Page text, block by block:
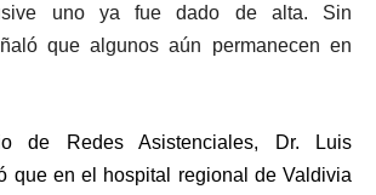
uno ya fue dado de alta. Sin
que algunos aún permanecen en
de Redes Asistenciales, Dr. Luis
que en el hospital regional de Valdivia